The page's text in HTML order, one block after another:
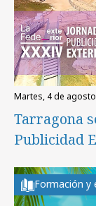
martes, 4 de
Tarragona
Publicidad
Formación y